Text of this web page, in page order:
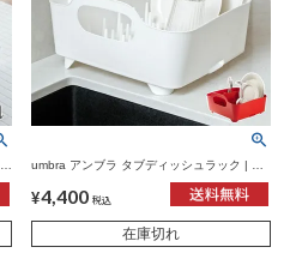
umbra アンブラ タブディッシュラック | キ
¥4,400 税込
在庫切れ